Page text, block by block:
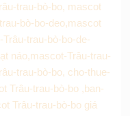
trau-bò-bo, mascot
bò-bo-deo,mascot
trau-bò-bo-de-
náo,mascot-Trâu-trau-
trau-bò-bo, cho-thue-
Trâu-trau-bò-bo ,ban-
Trâu-trau-bò-bo giá